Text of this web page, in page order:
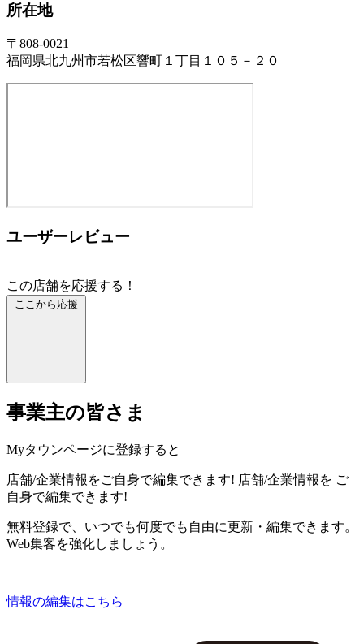
所在地
〒808-0021
福岡県北九州市若松区響町１丁目１０５－２０
ユーザーレビュー
この店舗を応援する！
ここから応援
事業主の皆さま
Myタウンページに登録すると
店舗/企業情報をご自身で編集できます! 店舗/企業情報を ご
自身で編集できます!
無料登録で、いつでも何度でも自由に更新・編集できます。
Web集客を強化しましょう。
情報の編集はこちら